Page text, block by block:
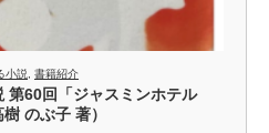
小説 書籍紹介
第60回「ジャスミンホテル
のぶ子 著）